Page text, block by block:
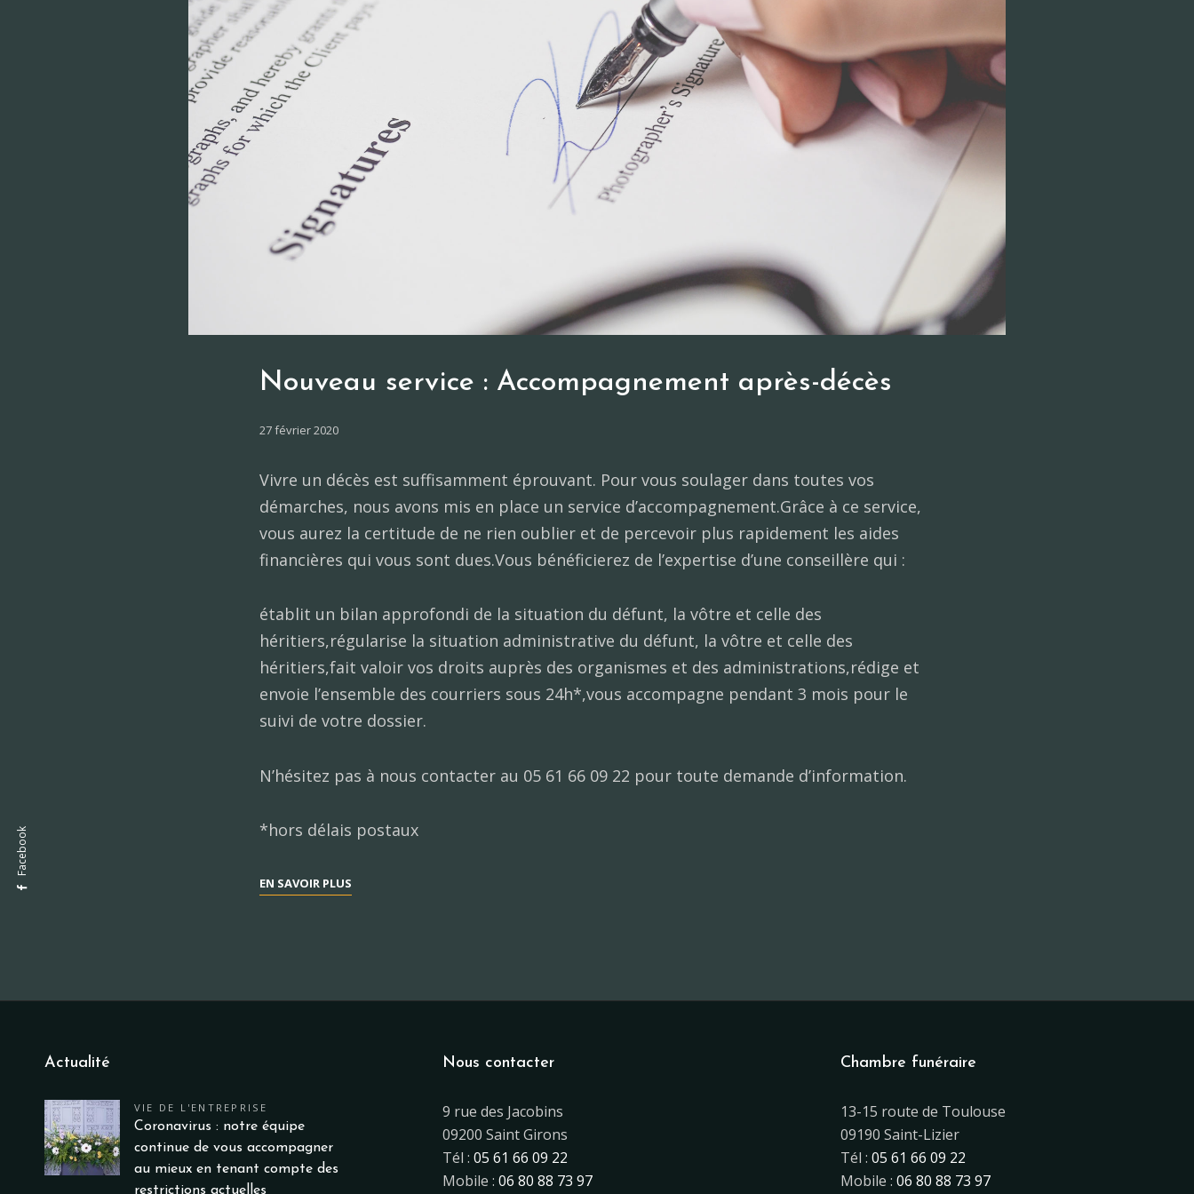
Facebook
Nouveau service : Accompagnement après-décès
27 février 2020
Vivre un décès est suffisamment éprouvant. Pour vous soulager dans toutes vos
démarches, nous avons mis en place un service d’accompagnement.Grâce à ce service,
vous aurez la certitude de ne rien oublier et de percevoir plus rapidement les aides
financières qui vous sont dues.Vous bénéficierez de l’expertise d’une conseillère qui :
établit un bilan approfondi de la situation du défunt, la vôtre et celle des
héritiers,régularise la situation administrative du défunt, la vôtre et celle des
héritiers,fait valoir vos droits auprès des organismes et des administrations,rédige et
envoie l’ensemble des courriers sous 24h*,vous accompagne pendant 3 mois pour le
suivi de votre dossier.
N’hésitez pas à nous contacter au 05 61 66 09 22 pour toute demande d’information.
*hors délais postaux
EN SAVOIR PLUS
DÉCÈS
Actualité
VIE DE L'ENTREPRISE
Coronavirus : notre équipe
continue de vous accompagner
au mieux en tenant compte des
restrictions actuelles
Nous contacter
9 rue des Jacobins
09200 Saint Girons
Tél : 05 61 66 09 22
Mobile : 06 80 88 73 97
Chambre funéraire
13-15 route de Toulouse
09190 Saint-Lizier
Tél : 05 61 66 09 22
Mobile : 06 80 88 73 97